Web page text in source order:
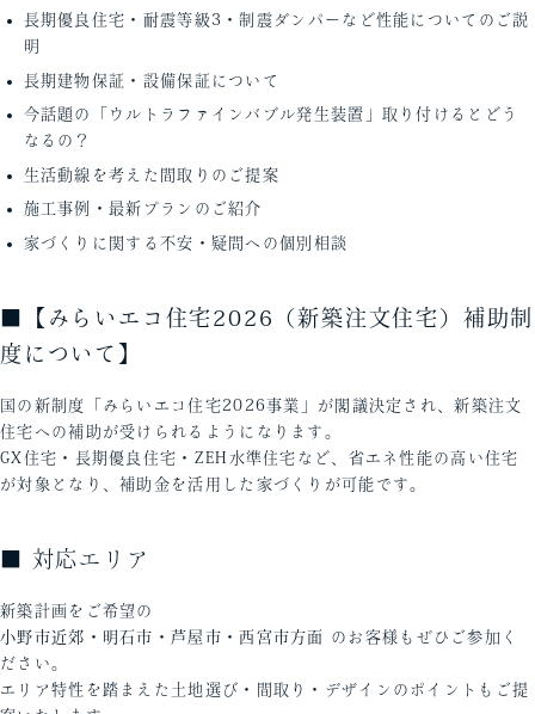
長期優良住宅・耐震等級3・制震ダンパーなど性能についてのご説
明
長期建物保証・設備保証について
今話題の「ウルトラファインバブル発生装置」取り付けるとどう
なるの？
生活動線を考えた間取りのご提案
施工事例・最新プランのご紹介
家づくりに関する不安・疑問への個別相談
【みらいエコ住宅2026（新築注文住宅）補助制
度について】
国の新制度「みらいエコ住宅2026事業」が閣議決定され、新築注文
住宅への補助が受けられるようになります。
GX住宅・長期優良住宅・ZEH水準住宅など、省エネ性能の高い住宅
が対象となり、補助金を活用した家づくりが可能です。
■ 対応エリア
新築計画をご希望の
小野市近郊・明石市・芦屋市・西宮市方面
のお客様もぜひご参加く
ださい。
エリア特性を踏まえた土地選び・間取り・デザインのポイントもご提